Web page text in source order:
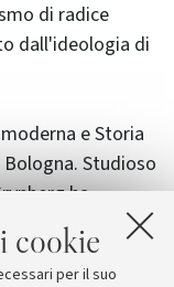
cookie
per il suo
di radice
dall'ideologia di
e Storia
Studioso
ha
edito dalla
famiglia.